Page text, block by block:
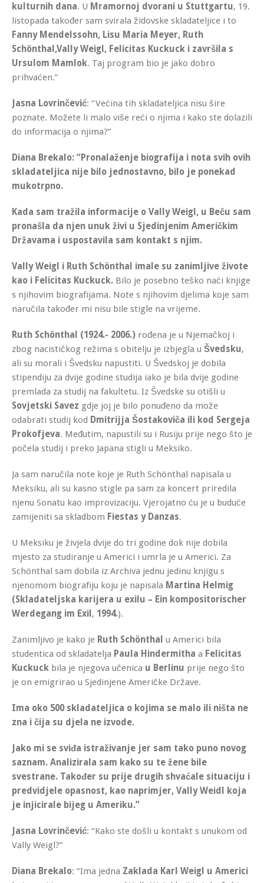
kulturnih dana. U Mramornoj dvorani u Stuttgartu, 19.
listopada također sam svirala židovske skladateljice i to
Fanny Mendelssohn, Lisu Maria Meyer, Ruth
Schönthal,Vally Weigl, Felicitas Kuckuck i završila s
Ursulom Mamlok. Taj program bio je jako dobro
prihvaćen.”
Jasna Lovrinčević: “Većina tih skladateljica nisu šire
poznate. Možete li malo više reći o njima i kako ste dolazili
do informacija o njima?”
Diana Brekalo: “Pronalaženje biografija i nota svih ovih
skladateljica nije bilo jednostavno, bilo je ponekad
mukotrpno.
Kada sam tražila informacije o Vally Weigl, u Beču sam
pronašla da njen unuk živi u Sjedinjenim Američkim
Državama i uspostavila sam kontakt s njim.
Vally Weigl i Ruth Schönthal imale su zanimljive živote
kao i Felicitas Kuckuck. Bilo je posebno teško naći knjige
s njihovim biografijama. Note s njihovim djelima koje sam
naručila također mi nisu bile stigle na vrijeme.
Ruth Schönthal (1924.- 2006.) rođena je u Njemačkoj i
zbog nacističkog režima s obitelju je izbjegla u Švedsku,
ali su morali i Švedsku napustiti. U Švedskoj je dobila
stipendiju za dvije godine studija iako je bila dvije godine
premlada za studij na fakultetu. Iz Švedske su otišli u
Sovjetski Savez gdje joj je bilo ponuđeno da može
odabrati studij kod Dmitrijja Šostakoviča ili kod Sergeja
Prokofjeva. Međutim, napustili su i Rusiju prije nego što je
počela studij i preko Japana stigli u Meksiko.
Ja sam naručila note koje je Ruth Schönthal napisala u
Meksiku, ali su kasno stigle pa sam za koncert priredila
njenu Sonatu kao improvizaciju. Vjerojatno ću je u buduće
zamijeniti sa skladbom Fiestas y Danzas.
U Meksiku je živjela dvije do tri godine dok nije dobila
mjesto za studiranje u Americi i umrla je u Americi. Za
Schönthal sam dobila iz Archiva jednu jedinu knjigu s
njenomom biografiju koju je napisala Martina Helmig
(Skladateljska karijera u exilu – Ein kompositorischer
Werdegang im Exil , 1994.).
Zanimljivo je kako je Ruth Schönthal u Americi bila
studentica od skladatelja Paula Hindermitha a Felicitas
Kuckuck bila je njegova učenica u Berlinu prije nego što
je on emigrirao u Sjedinjene Američke Države.
Ima oko 500 skladateljica o kojima se malo ili ništa ne
zna i čija su djela ne izvode.
Jako mi se sviđa istraživanje jer sam tako puno novog
saznam. Analizirala sam kako su te žene bile
svestrane. Također su prije drugih shvaćale situaciju i
predvidjele opasnost, kao naprimjer, Vally Weidl koja
je injicirale bijeg u Ameriku.”
Jasna Lovrinčević: “Kako ste došli u kontakt s unukom od
Vally Weigl?”
Diana Brekalo: “Ima jedna Zaklada Karl Weigl u Americi